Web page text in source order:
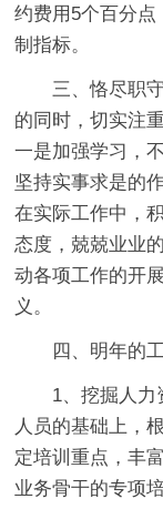
约费用5个百分
制指标。
三、恪尽职
的同时，切实注
一是加强学习，
坚持实事求是的
在实际工作中，
态度，兢兢业业
动各项工作的开
义。
四、明年的
1、挖掘人
人员的基础上，
定培训重点，丰
业务骨干的专项培